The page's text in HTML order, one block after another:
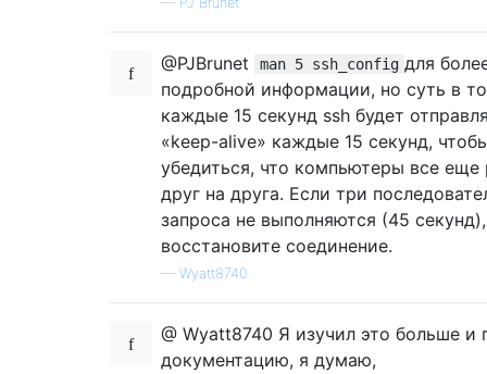
@PJBrunet man 5 ssh_config для
подробной информации, но суть в
каждые 15 секунд ssh будет
«keep-alive» каждые 15 секунд,
убедиться, что компьютеры все еще
друг на друга. Если три
запроса не выполняются (45 секунд),
восстановите соединение.
— Wyatt8740
@ Wyatt8740 Я изучил это больше и
документацию, я думаю,